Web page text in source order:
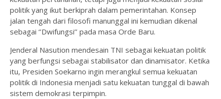
politik yang ikut berkiprah dalam pemerintahan. Konsep
jalan tengah dari filosofi manunggal ini kemudian dikenal
sebagai ‘’Dwifungsi’’ pada masa Orde Baru.
Jenderal Nasution mendesain TNI sebagai kekuatan politik
yang berfungsi sebagai stabilisator dan dinamisator. Ketika
itu, Presiden Soekarno ingin merangkul semua kekuatan
politik di Indonesia menjadi satu kekuatan tunggal di bawah
sistem demokrasi terpimpin.